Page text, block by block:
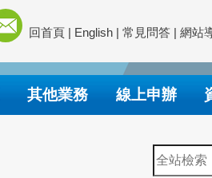
回首頁 | English | 常見問答 | 網站
其他業務 線上申辦
全
站